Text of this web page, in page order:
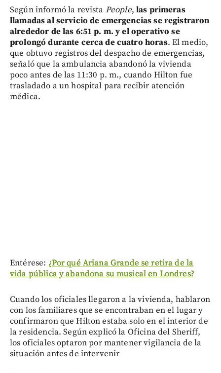
Según informó la revista People, las primeras
llamadas al servicio de emergencias se registraron
alrededor de las 6:51 p. m. y el operativo se
prolongó durante cerca de cuatro horas. El medio,
que obtuvo registros del despacho de emergencias,
señaló que la ambulancia abandonó la vivienda
poco antes de las 11:30 p. m., cuando Hilton fue
trasladado a un hospital para recibir atención
médica.
Entérese: ¿Por qué Ariana Grande se retira de la
vida pública y abandona su musical en Londres?
Cuando los oficiales llegaron a la vivienda, hablaron
con los familiares que se encontraban en el lugar y
confirmaron que Hilton estaba solo en el interior de
la residencia. Según explicó la Oficina del Sheriff,
los oficiales optaron por mantener vigilancia de la
situación antes de intervenir